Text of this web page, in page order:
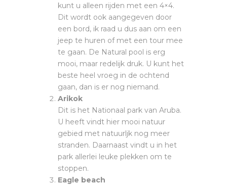
kunt u alleen rijden met een 4×4.
Dit wordt ook aangegeven door
een bord, ik raad u dus aan om een
jeep te huren of met een tour mee
te gaan. De Natural pool is erg
mooi, maar redelijk druk. U kunt het
beste heel vroeg in de ochtend
gaan, dan is er nog niemand.
Arikok
Dit is het Nationaal park van Aruba.
U heeft vindt hier mooi natuur
gebied met natuurljk nog meer
stranden. Daarnaast vindt u in het
park allerlei leuke plekken om te
stoppen.
Eagle beach